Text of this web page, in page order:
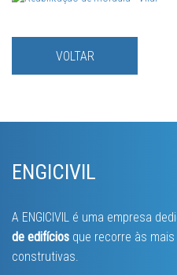
VOLTAR
ENGICIVIL
A ENGICIVIL é uma empresa
de edifícios que recorre às
construtivas.